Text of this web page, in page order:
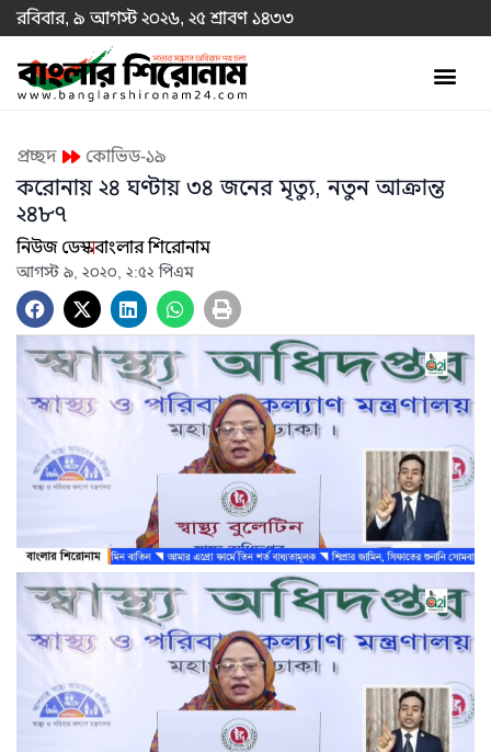
রবিবার, ৯ আগস্ট ২০২৬, ২৫ শ্রাবণ ১৪৩৩
প্রচ্ছদ কোভিড-১৯
করোনায় ২৪ ঘণ্টায় ৩৪ জনের মৃত্যু, নতুন আক্রান্ত
২৪৮৭
নিউজ ডেস্কবাংলার শিরোনাম
আগস্ট ৯, ২০২০, ২:৫২ পিএম